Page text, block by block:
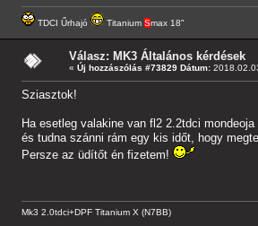
TDCI Űrhajó Titanium Smax 18"
Válasz: MK3 Általános kérdések
« Új hozzászólás #73829 Dátum:
Sziasztok!
Ha esetleg valakine van fl2 2.2tdci
és tudna szánni rám egy kis időt, hogy
Persze az üdítőt én fizetem!
Mk3 2.0tdci+DPF Titanium X (N7BB)